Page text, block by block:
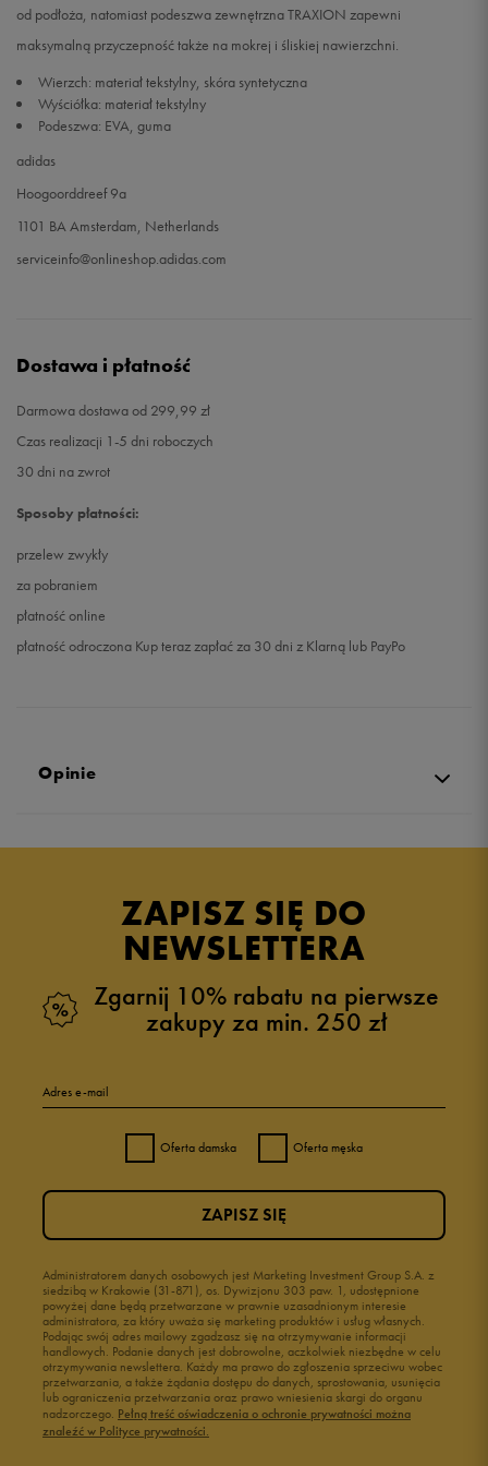
od podłoża, natomiast podeszwa zewnętrzna TRAXION zapewni
maksymalną przyczepność także na mokrej i śliskiej nawierzchni.
Wierzch: materiał tekstylny, skóra syntetyczna
Wyściółka: materiał tekstylny
Podeszwa: EVA, guma
adidas
Hoogoorddreef 9a
1101 BA Amsterdam, Netherlands
serviceinfo@onlineshop.adidas.com
Dostawa i płatność
Darmowa dostawa od 299,99 zł
Czas realizacji 1-5 dni roboczych
30 dni na zwrot
Sposoby płatności:
przelew zwykły
za pobraniem
płatność online
płatność odroczona Kup teraz zapłać za 30 dni z Klarną lub PayPo
Opinie
ZAPISZ SIĘ DO
NEWSLETTERA
Zgarnij 10% rabatu na pierwsze
zakupy za min. 250 zł
Adres e-mail
Oferta damska Oferta męska
Administratorem danych osobowych jest Marketing Investment Group S.A. z
siedzibą w Krakowie (31-871), os. Dywizjonu 303 paw. 1, udostępnione
powyżej dane będą przetwarzane w prawnie uzasadnionym interesie
administratora, za który uważa się marketing produktów i usług własnych.
Podając swój adres mailowy zgadzasz się na otrzymywanie informacji
handlowych. Podanie danych jest dobrowolne, aczkolwiek niezbędne w celu
otrzymywania newslettera. Każdy ma prawo do zgłoszenia sprzeciwu wobec
przetwarzania, a także żądania dostępu do danych, sprostowania, usunięcia
lub ograniczenia przetwarzania oraz prawo wniesienia skargi do organu
nadzorczego. Pełną treść oświadczenia o ochronie prywatności można
znaleźć w Polityce prywatności.
ZAPISZ SIĘ